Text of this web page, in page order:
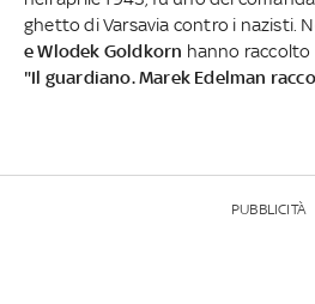
ghetto di Varsavia contro i nazisti.
e Wlodek Goldkorn hanno raccolto
"Il guardiano. Marek Edelman
PUBBLICITÀ